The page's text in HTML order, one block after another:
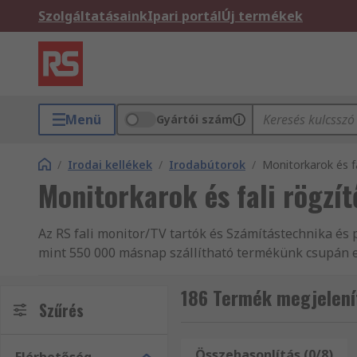
SzolgáltatásainkIpari portálÚj termékek
Menü Gyártói szám
/ Irodai kellékek / Irodabútorok / Monitorkarok és
Monitorkarok és fali
Az RS fali monitor/TV tartók és Számítástechnika
mint 550 000 másnap szállítható termékünk csupán
foglaló választékunkban biztosan megtalálja,
RS fali monitor/TV tartók, valamint Informatikai
berendezések teljes kínálatából válogathat.
Szűrés 186 Termék